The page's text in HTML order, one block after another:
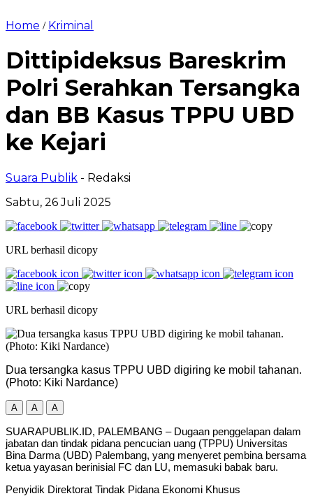
Home / Kriminal
Dittipideksus Bareskrim
Polri Serahkan Tersangka
dan BB Kasus TPPU UBD
ke Kejari
Suara Publik - Redaksi
Sabtu, 26 Juli 2025
URL berhasil dicopy
URL berhasil dicopy
Dua tersangka kasus TPPU UBD digiring ke mobil tahanan.
(Photo: Kiki Nardance)
A A A
SUARAPUBLIK.ID, PALEMBANG – Dugaan penggelapan dalam
jabatan dan tindak pidana pencucian uang (TPPU) Universitas
Bina Darma (UBD) Palembang, yang menyeret pembina bersama
ketua yayasan berinisial FC dan LU, memasuki babak baru.
Penyidik Direktorat Tindak Pidana Ekonomi Khusus